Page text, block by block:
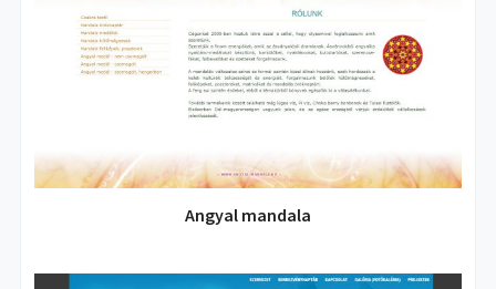
Angyal mandala